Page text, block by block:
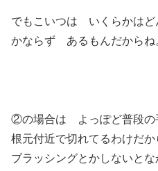
でもこいつは いくらかはど
かならず あるもんだからね
②の場合は よっぽど普段の
根元付近で切れてるわけだ
ブラッシングとかしないと